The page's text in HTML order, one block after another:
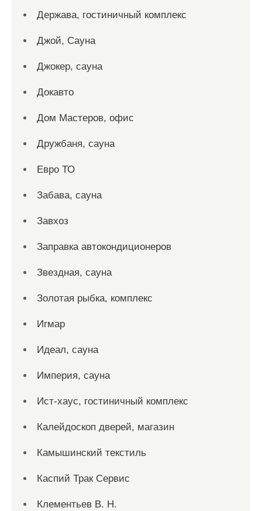
Держава, гостиничный комплекс
Джой, Сауна
Джокер, сауна
Докавто
Дом Мастеров, офис
Дружбаня, сауна
Евро ТО
Забава, сауна
Завхоз
Заправка автокондиционеров
Звездная, сауна
Золотая рыбка, комплекс
Игмар
Идеал, сауна
Империя, сауна
Ист-хаус, гостиничный комплекс
Калейдоскоп дверей, магазин
Камышинский текстиль
Каспий Трак Сервис
Клементьев В. Н.